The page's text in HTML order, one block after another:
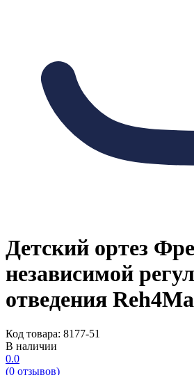
Детский ортез
независимой
отведения
Код товара: 8177-51
В наличии
0.0
(0 отзывов)